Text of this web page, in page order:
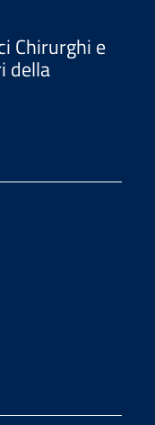
Chirurghi e
della